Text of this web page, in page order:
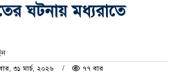
ঘটনায় মধ্যরাতে
৩১ মার্চ, ২০২৬
৭৭ বার